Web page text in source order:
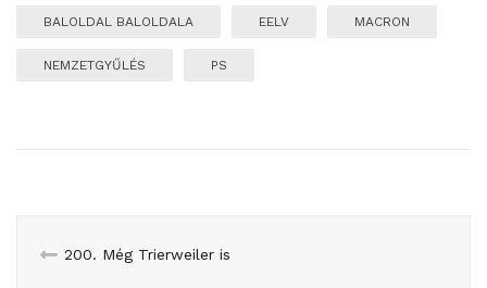
BALOLDAL BALOLDALA EELV MACRON
NEMZETGYŰLÉS PS
200. Még Trierweiler is